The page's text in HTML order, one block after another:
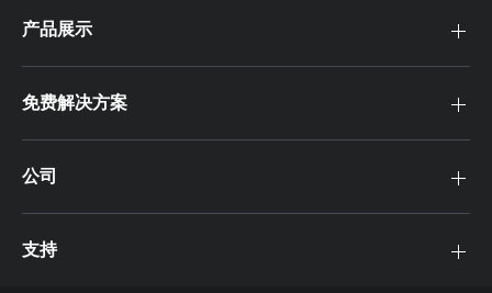
产品展示
免费解决方案
公司
支持